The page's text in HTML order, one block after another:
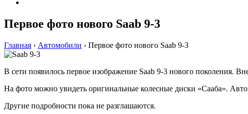
Первое фото нового Saab 9-3
Главная › Автомобили › Первое фото нового Saab 9-3
В сети появилось первое изображение Saab 9-3 нового поколения.
На фото можно увидеть оригинальные колесные диски «Сааба».
Другие подробности пока не разглашаются.